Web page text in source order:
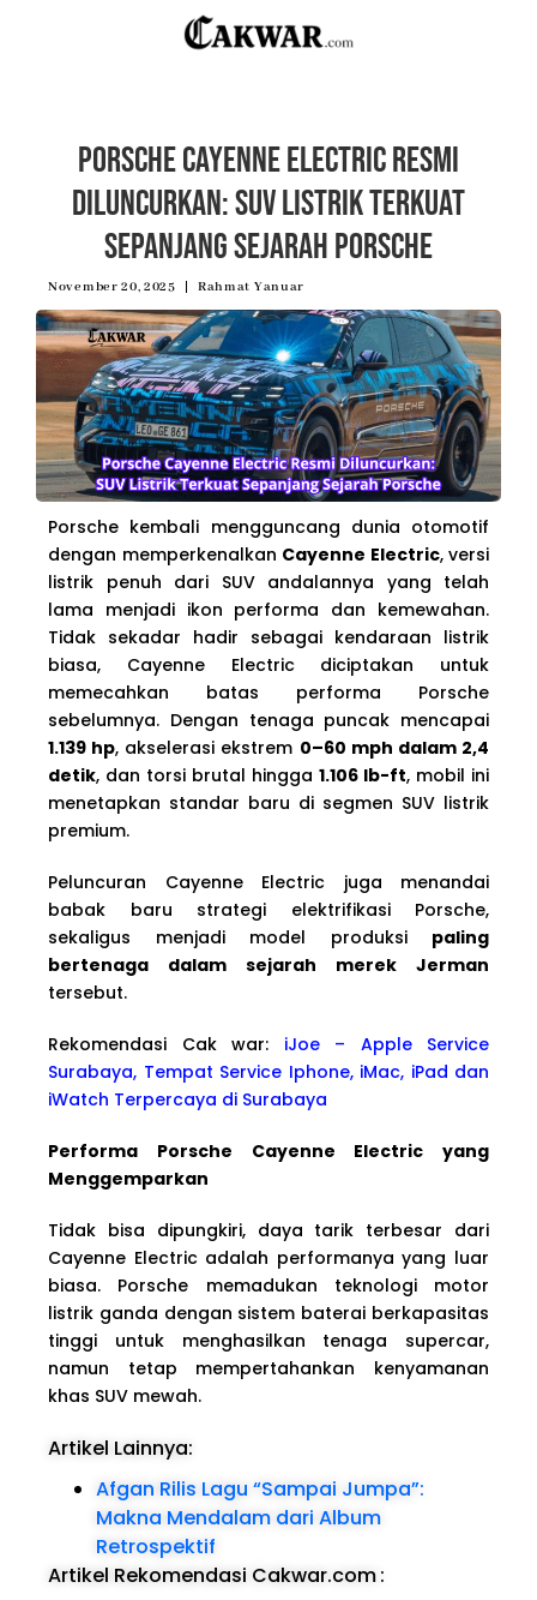
Porsche Cayenne Electric Resmi
Diluncurkan: SUV Listrik Terkuat
Sepanjang Sejarah Porsche
November 20, 2025 Rahmat Yanuar
Porsche kembali mengguncang dunia otomotif
dengan memperkenalkan Cayenne Electric, versi
listrik penuh dari SUV andalannya yang telah
lama menjadi ikon performa dan kemewahan.
Tidak sekadar hadir sebagai kendaraan listrik
biasa, Cayenne Electric diciptakan untuk
memecahkan batas performa Porsche
sebelumnya. Dengan tenaga puncak mencapai
1.139 hp, akselerasi ekstrem 0–60 mph dalam 2,4
detik, dan torsi brutal hingga 1.106 lb-ft, mobil ini
menetapkan standar baru di segmen SUV listrik
premium.
Peluncuran Cayenne Electric juga menandai
babak baru strategi elektrifikasi Porsche,
sekaligus menjadi model produksi paling
bertenaga dalam sejarah merek Jerman
tersebut.
Rekomendasi Cak war: iJoe – Apple Service
Surabaya, Tempat Service Iphone, iMac, iPad dan
iWatch Terpercaya di Surabaya
Performa Porsche Cayenne Electric yang
Menggemparkan
Tidak bisa dipungkiri, daya tarik terbesar dari
Cayenne Electric adalah performanya yang luar
biasa. Porsche memadukan teknologi motor
listrik ganda dengan sistem baterai berkapasitas
tinggi untuk menghasilkan tenaga supercar,
namun tetap mempertahankan kenyamanan
khas SUV mewah.
Artikel Lainnya:
Afgan Rilis Lagu “Sampai Jumpa”:
Makna Mendalam dari Album
Retrospektif
Artikel Rekomendasi Cakwar.com: